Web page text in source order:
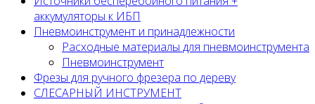
аккумуляторы к ИБП
Пневмоинструмент и принадлежности
Расходные материалы для пневмоинструмента
Пневмоинструмент
Фрезы для ручного фрезера по дереву
СЛЕСАРНЫЙ ИНСТРУМЕНТ